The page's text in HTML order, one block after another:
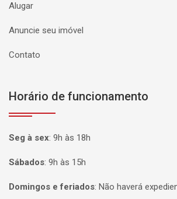
Alugar
Anuncie seu imóvel
Contato
Horário de funcionamento
Seg à sex: 9h às 18h
Sábados: 9h às 15h
Domingos e feriados: Não haverá